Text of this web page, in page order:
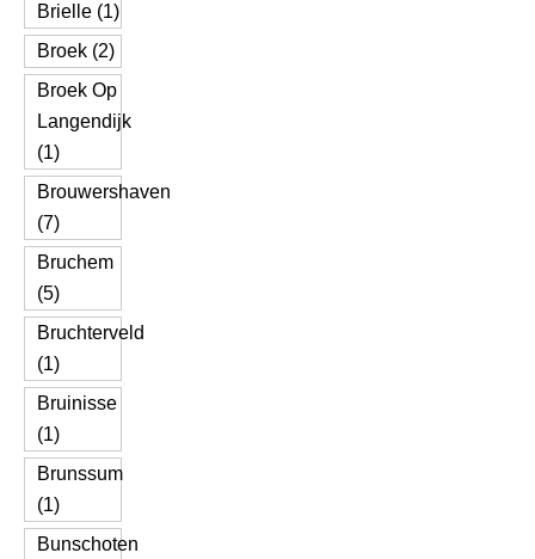
Brielle (1)
Broek (2)
Broek Op
Langendijk
(1)
Brouwershaven
(7)
Bruchem
(5)
Bruchterveld
(1)
Bruinisse
(1)
Brunssum
(1)
Bunschoten